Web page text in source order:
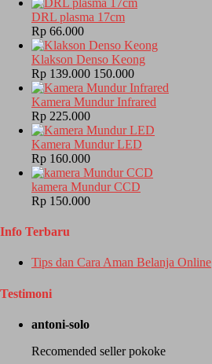
DRL plasma 17cm
Rp 66.000
Klakson Denso Keong
Rp 139.000 150.000
Kamera Mundur Infrared
Rp 225.000
Kamera Mundur LED
Rp 160.000
kamera Mundur CCD
Rp 150.000
Info Terbaru
Tips dan Cara Aman Belanja Online
Testimoni
antoni-solo
Recomended seller pokoke